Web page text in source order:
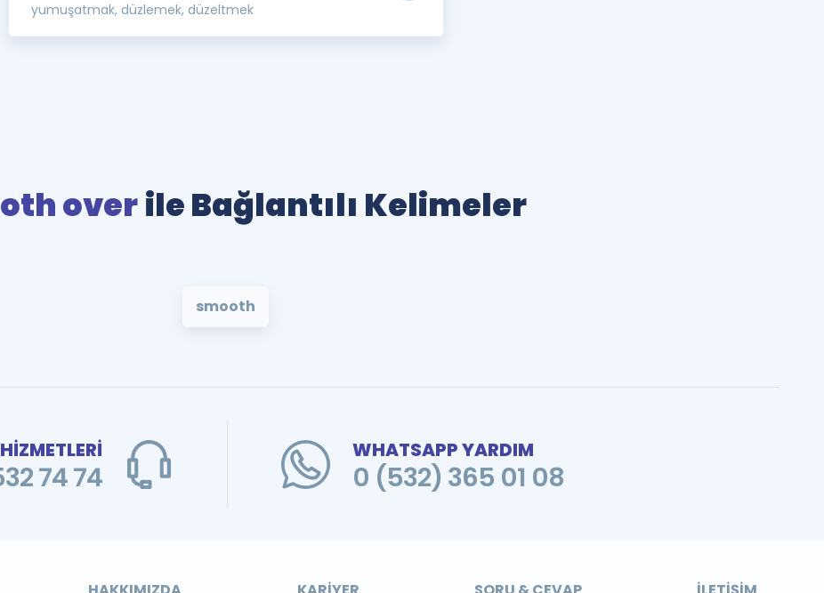
yumuşatmak, düzlemek, düzeltmek
overile Bağlantılı Kelimeler
smooth
74 74
WHATSAPP YARDIM
0 (532) 365 01 08